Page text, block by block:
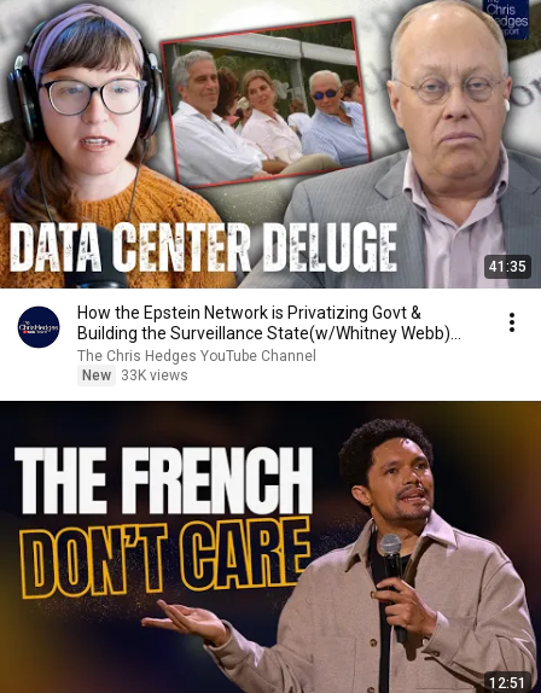
41:35
How the Epstein Network is Privatizing Govt &
Building the Surveillance State(w/Whitney Webb)
|TCHR
The Chris Hedges YouTube Channel
New
33K views
12:51